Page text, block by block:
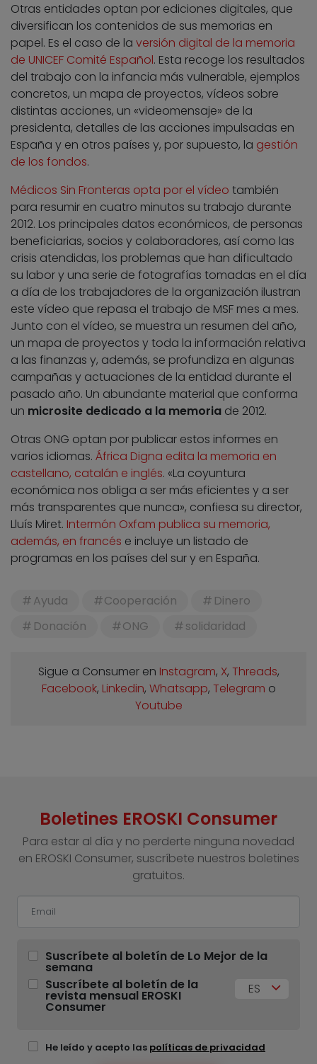
Otras entidades optan por ediciones digitales, que
diversifican los contenidos de sus memorias en
papel. Es el caso de la versión digital de la memoria
de UNICEF Comité Español. Esta recoge los resultados
del trabajo con la infancia más vulnerable, ejemplos
concretos, un mapa de proyectos, vídeos sobre
distintas acciones, un «videomensaje» de la
presidenta, detalles de las acciones impulsadas en
España y en otros países y, por supuesto, la gestión
de los fondos.
Médicos Sin Fronteras opta por el vídeo también
para resumir en cuatro minutos su trabajo durante
2012. Los principales datos económicos, de personas
beneficiarias, socios y colaboradores, así como las
crisis atendidas, los problemas que han dificultado
su labor y una serie de fotografías tomadas en el día
a día de los trabajadores de la organización ilustran
este vídeo que repasa el trabajo de MSF mes a mes.
Junto con el vídeo, se muestra un resumen del año,
un mapa de proyectos y toda la información relativa
a las finanzas y, además, se profundiza en algunas
campañas y actuaciones de la entidad durante el
pasado año. Un abundante material que conforma
un microsite dedicado a la memoria de 2012.
Otras ONG optan por publicar estos informes en
varios idiomas. África Digna edita la memoria en
castellano, catalán e inglés. «La coyuntura
económica nos obliga a ser más eficientes y a ser
más transparentes que nunca», confiesa su director,
Lluís Miret. Intermón Oxfam publica su memoria,
además, en francés e incluye un listado de
programas en los países del sur y en España.
Ayuda Cooperación
Dinero
Donación
ONG solidaridad
Sigue a Consumer en Instagram, X, Threads,
Facebook, Linkedin, Whatsapp, Telegram o
Youtube
Boletines EROSKI Consumer
Para estar al día y no perderte ninguna novedad
en EROSKI Consumer, suscríbete nuestros boletines
gratuitos.
Suscríbete al boletín de Lo Mejor de la
semana
Suscríbete al boletín de la
revista mensual EROSKI
Consumer
ES
He leído y acepto las políticas de privacidad